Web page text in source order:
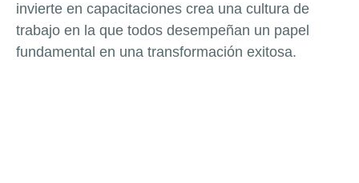
invierte en capacitaciones crea una cultura de
trabajo en la que todos desempeñan un papel
fundamental en una transformación exitosa.